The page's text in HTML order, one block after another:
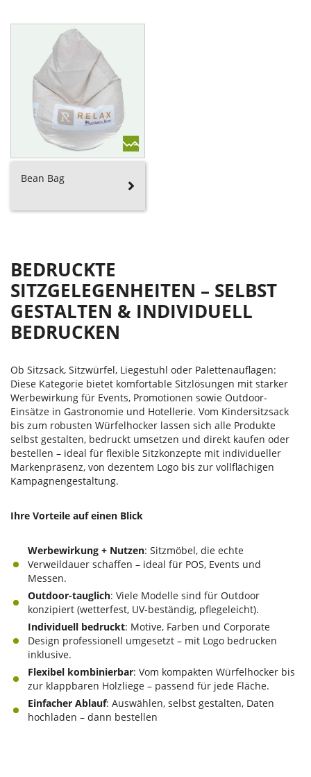
Bean Bag
BEDRUCKTE
SITZGELEGENHEITEN – SELBST
GESTALTEN & INDIVIDUELL
BEDRUCKEN
Ob Sitzsack, Sitzwürfel, Liegestuhl oder Palettenauflagen:
Diese Kategorie bietet komfortable Sitzlösungen mit starker
Werbewirkung für Events, Promotionen sowie Outdoor-
Einsätze in Gastronomie und Hotellerie. Vom Kindersitzsack
bis zum robusten Würfelhocker lassen sich alle Produkte
selbst gestalten, bedruckt umsetzen und direkt kaufen oder
bestellen – ideal für flexible Sitzkonzepte mit individueller
Markenpräsenz, von dezentem Logo bis zur vollflächigen
Kampagnengestaltung.
Ihre Vorteile auf einen Blick
Werbewirkung + Nutzen: Sitzmöbel, die echte
Verweildauer schaffen – ideal für POS, Events und
Messen.
Outdoor-tauglich: Viele Modelle sind für Outdoor
konzipiert (wetterfest, UV-beständig, pflegeleicht).
Individuell bedruckt: Motive, Farben und Corporate
Design professionell umgesetzt – mit Logo bedrucken
inklusive.
Flexibel kombinierbar: Vom kompakten Würfelhocker bis
zur klappbaren Holzliege – passend für jede Fläche.
Einfacher Ablauf: Auswählen, selbst gestalten, Daten
hochladen – dann bestellen